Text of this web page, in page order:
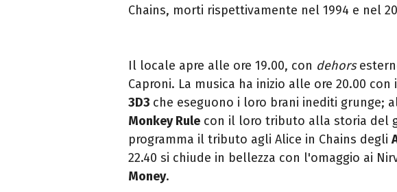
Chains, morti rispettivamente nel 1994 e nel
Il locale apre alle ore 19.00, con dehors
Caproni. La musica ha inizio alle ore 20.00
3D3 che eseguono i loro brani inediti grunge;
Monkey Rule con il loro tributo alla storia del
programma il tributo agli Alice in Chains degli
22.40 si chiude in bellezza con l'omaggio ai
Money.